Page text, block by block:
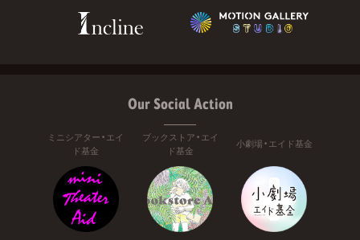
Our Social Action
ミニシアター・エイ
ド基金
ブックストア・エイ
ド基金
小劇場・エイド基金